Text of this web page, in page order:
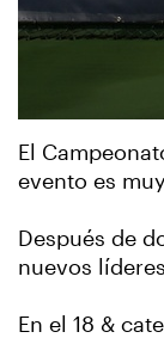
El
evento es
Después de
nuevos
En el 18 &